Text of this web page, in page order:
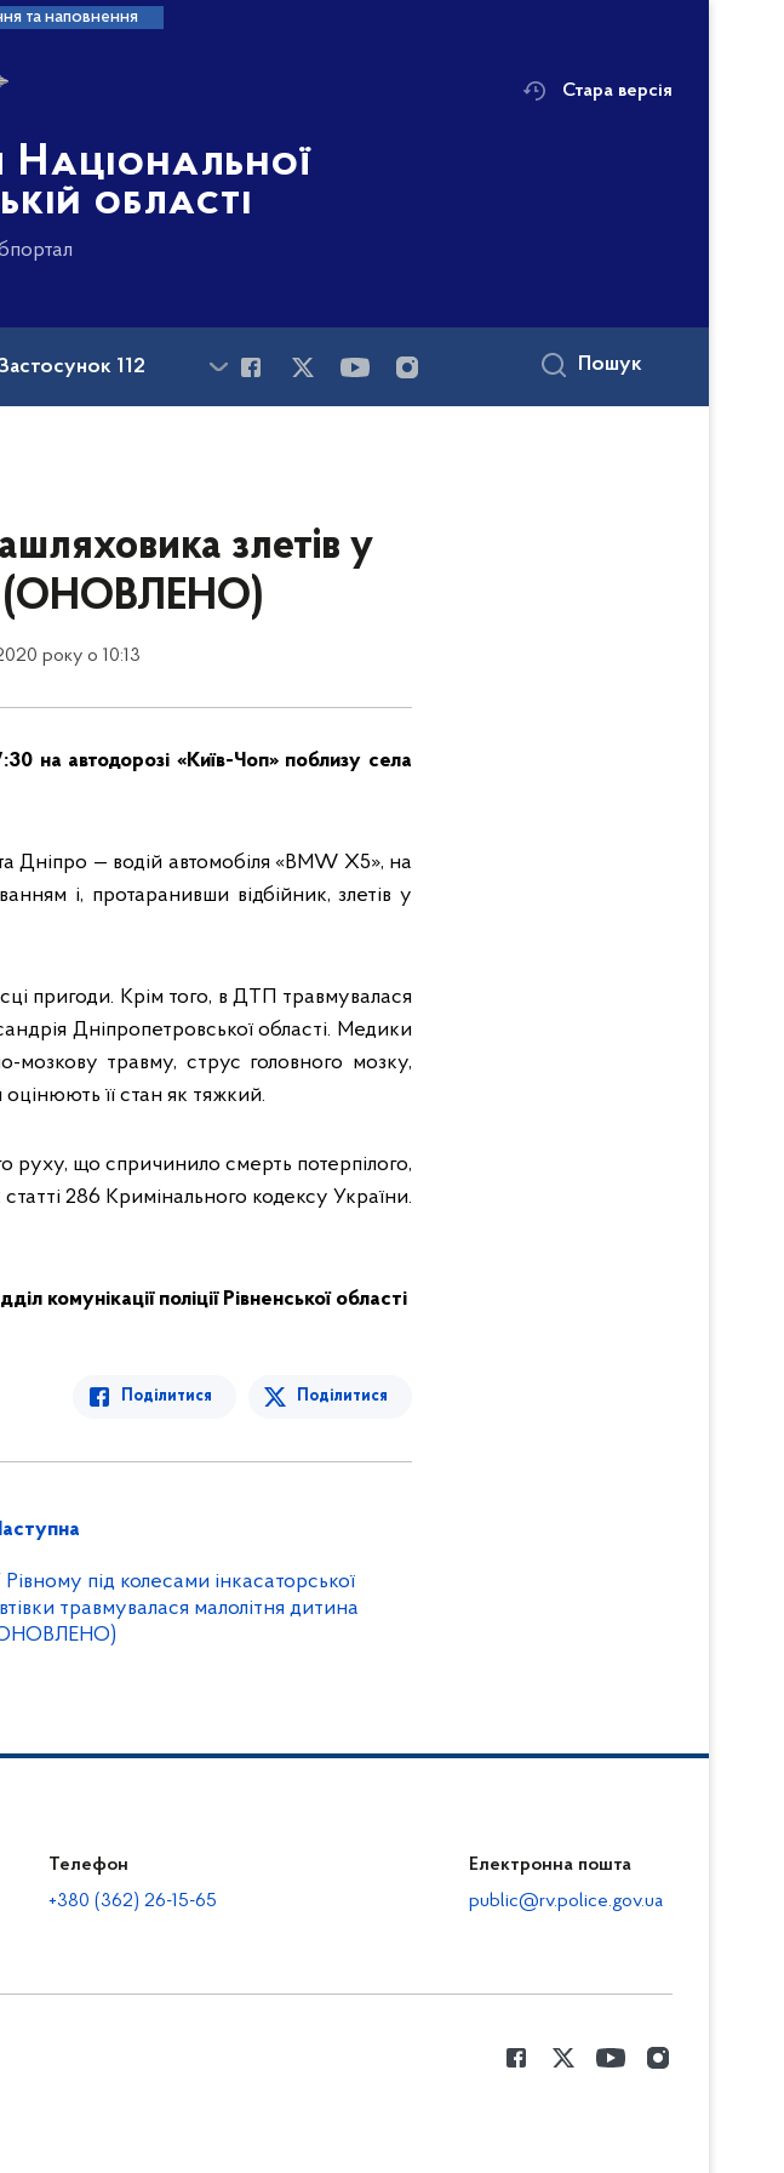
та наповнення
Національної
області
Стара версія
112 Пошук
злетів у
(ОНОВЛЕНО)
року о 10:13
на автодорозі «Київ-Чоп» поблизу села
Дніпро — водій автомобіля «BMW X5», на
і, протаранивши відбійник, злетів у
пригоди. Крім того, в ДТП травмувалася
Дніпропетровської області. Медики
мозкову травму, струс головного мозку,
її стан як тяжкий.
що спричинило смерть потерпілого,
286 Кримінального кодексу України.
комунікації поліції Рівненської області
Поділитися Поділитися
під колесами інкасаторської
травмувалася малолітня дитина
Телефон
+380 (362) 26-15-65
Електронна пошта
public@rv.police.gov.ua